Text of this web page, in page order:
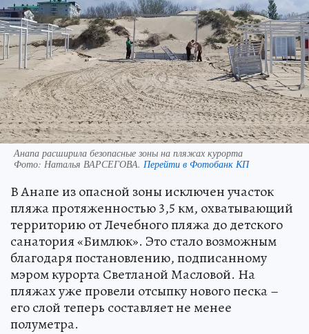
Анапа расширила безопасные зоны на пляжах курорта
Фото: Наталья ВАРСЕГОВА. Перейти в Фотобанк КП
В Анапе из опасной зоны исключен участок
пляжа протяженностью 3,5 км, охватывающий
территорию от Лечебного пляжа до детского
санатория «Бимлюк». Это стало возможным
благодаря постановлению, подписанному
мэром курорта Светланой Масловой. На
пляжах уже провели отсыпку нового песка –
его слой теперь составляет не менее
полуметра.